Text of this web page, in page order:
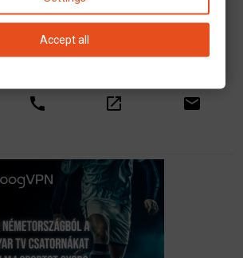
Könyvelés kizárólag cégeknek
Vállalkozások számára kínálunk teljeskörű
call open_in_new email
Accept all